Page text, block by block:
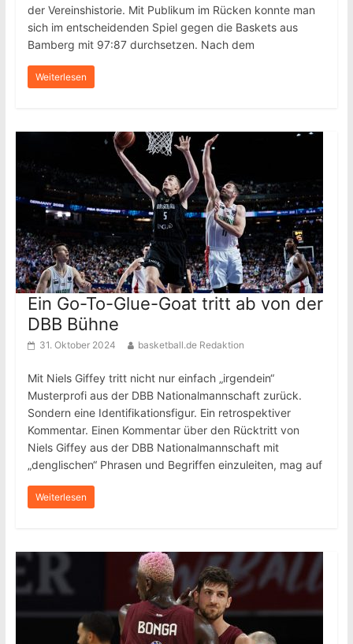
der Vereinshistorie. Mit Publikum im Rücken konnte man
sich im entscheidenden Spiel gegen die Baskets aus
Bamberg mit 97:87 durchsetzen. Nach dem
Weiterlesen
Ein Go-To-Glue-Goat tritt ab von der
DBB Bühne
31. Oktober 2024 basketball.de Redaktion
Mit Niels Giffey tritt nicht nur einfach „irgendein“
Musterprofi aus der DBB Nationalmannschaft zurück.
Sondern eine Identifikationsfigur. Ein retrospektiver
Kommentar. Einen Kommentar über den Rücktritt von
Niels Giffey aus der DBB Nationalmannschaft mit
„denglischen“ Phrasen und Begriffen einzuleiten, mag auf
Weiterlesen